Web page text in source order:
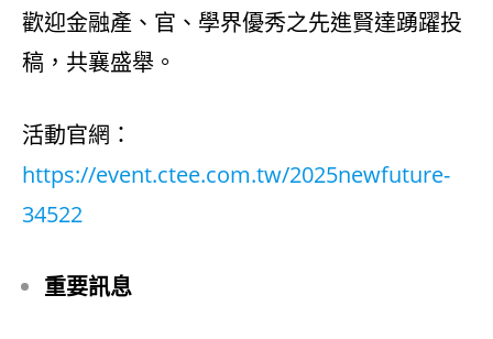
歡迎金融產、官、學界優秀之先進賢達踴躍投
稿，共襄盛舉。
活動官網：
https://event.ctee.com.tw/2025newfuture-
34522
重要訊息